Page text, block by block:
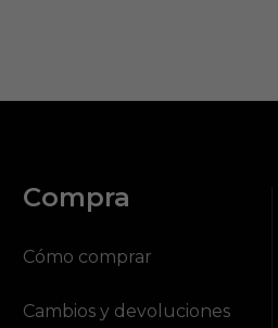
Compra
Cómo comprar
Cambios y devoluciones